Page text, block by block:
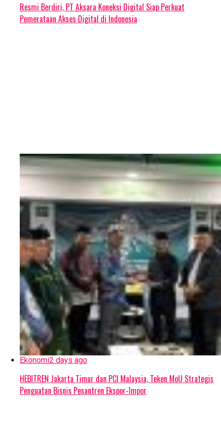
Resmi Berdiri, PT Aksara Koneksi Digital Siap Perkuat
Pemerataan Akses Digital di Indonesia
Ekonomi2 days ago
HEBITREN Jakarta Timur dan PCI Malaysia, Teken MoU Strategis
Penguatan Bisnis Pesantren Ekspor-Impor